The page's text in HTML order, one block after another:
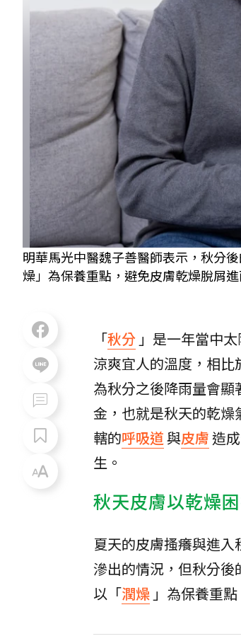
明華馬光中醫魏子善醫師表示，秋分
燥」為保養重點，避免皮膚乾燥脫屑
「秋分 」是一年當中
涼爽宜人的溫度，相
為秋分之後降雨量會顯
金，也就是秋天的乾
轄的呼吸道與皮膚造
生。
秋天皮膚以乾燥
夏天的皮膚搔癢與進
滲出的情況，但秋分
以「潤燥 」為保養重